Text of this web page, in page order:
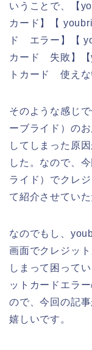
いうことで、【
カード】【
ド エラー】【
カード 失敗】【
トカード 使えな
そのような感じ
ーブライド）の
してしまった原
した。なので、
ライド）でクレ
て紹介させていた
なのでもし、
画面でクレジッ
しまって困って
ットカードエラ
ので、今回の記
嬉しいです。